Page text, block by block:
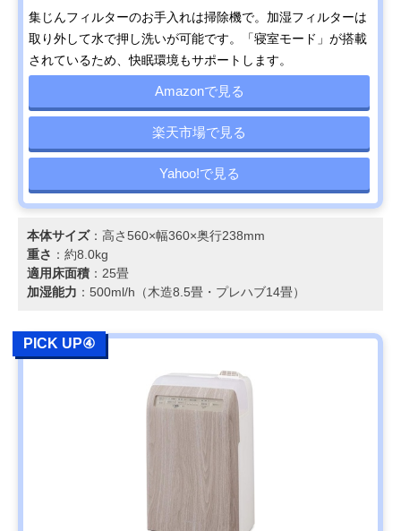
集じんフィルターのお手入れは掃除機で。加湿フィルターは
取り外して水で押し洗いが可能です。「寝室モード」が搭載
されているため、快眠環境もサポートします。
Amazonで見る
楽天市場で見る
Yahoo!で見る
本体サイズ：高さ560×幅360×奥行238mm
重さ ：約8.0kg
適用床面積 ：25畳
加湿能力 ：500ml/h（木造8.5畳・プレハブ14畳）
PICK UP④